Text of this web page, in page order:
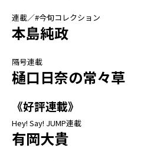
連載／#今旬コレクション
本島純政
隔号連載
樋口日奈の常々草
《好評連載》
Hey! Say! JUMP連載
有岡大貴